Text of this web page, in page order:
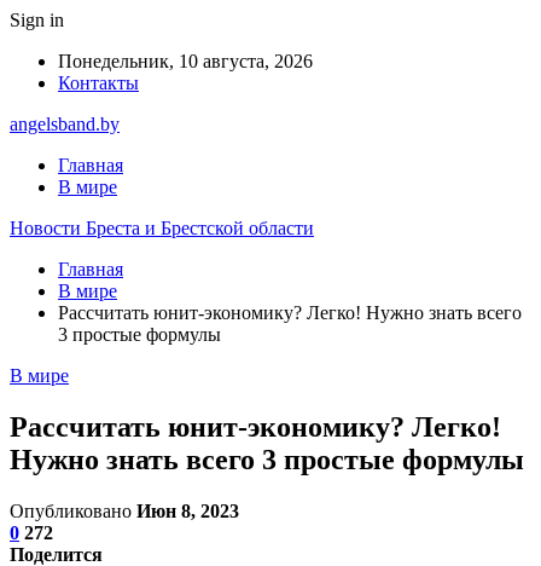
Sign in
Понедельник, 10 августа, 2026
Контакты
angelsband.by
Главная
В мире
Новости Бреста и Брестской области
Главная
В мире
Рассчитать юнит-экономику? Легко! Нужно знать всего
3 простые формулы
В мире
Рассчитать юнит-экономику? Легко!
Нужно знать всего 3 простые формулы
Опубликовано Июн 8, 2023
0 272
Поделится